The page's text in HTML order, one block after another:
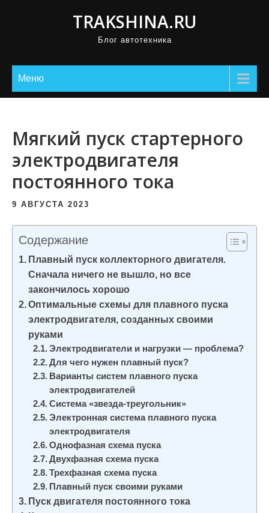
TRAKSHINA.RU
Блог автотехника
Меню
Мягкий пуск стартерного
электродвигателя
постоянного тока
9 АВГУСТА 2023
Содержание
Плавный пуск коллекторного двигателя.
Сначала ничего не вышло, но все
закончилось хорошо
Оптимальные схемы для плавного пуска
электродвигателя, созданных своими
руками
Электродвигатели и нагрузки — проблема?
Для чего нужен плавный пуск?
Варианты систем плавного пуска
электродвигателей
Система «звезда-треугольник»
Электронная система плавного пуска
электродвигателя
Однофазная схема пуска
Двухфазная схема пуска
Трехфазная схема пуска
Плавный пуск своими руками
Пуск двигателя постоянного тока